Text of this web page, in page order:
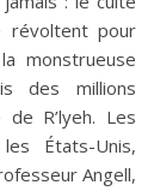
révoltent pour
monstrueuse
des millions
R’lyeh. Les
États-Unis,
Angell,